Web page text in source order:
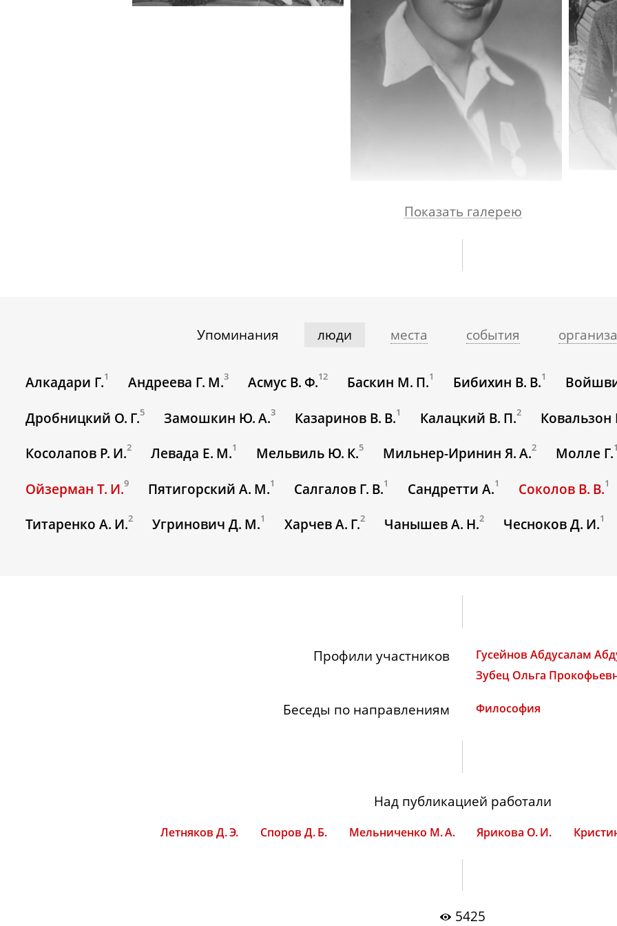
Показать галерею
Упоминания люди места события
Алкадари Г.1 Андреева Г. М.3 Асмус В. Ф.12 Баскин М. П.1 Бибихин В. В.1
Дробницкий О. Г.5 Замошкин Ю. А.3 Казаринов В. В.1 Калацкий В. П.2
Косолапов Р. И.2 Левада Е. М.1 Мельвиль Ю. К.5 Мильнер-Иринин Я. А.2 Молле Г.
Ойзерман Т. И.9 Пятигорский А. М.1 Салгалов Г. В.1 Сандретти А.1 Соколов В. В.1
Титаренко А. И.2 Угринович Д. М.1 Харчев А. Г.2 Чанышев А. Н.2 Чесноков Д. И.1
Профили участников
Гусейнов Абдусалам
Зубец Ольга
Беседы по направлениям Философия
Над публикацией работали
Летняков Д. Э. Споров Д. Б. Мельниченко М. А. Ярикова О. И.
5425